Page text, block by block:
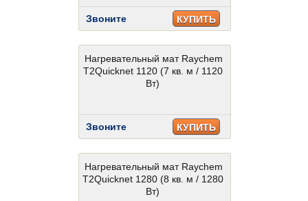
Звоните КУПИТЬ
Нагревательный мат Raychem
T2Quicknet 1120 (7 кв. м / 1120
Вт)
Звоните КУПИТЬ
Нагревательный мат Raychem
T2Quicknet 1280 (8 кв. м / 1280
Вт)